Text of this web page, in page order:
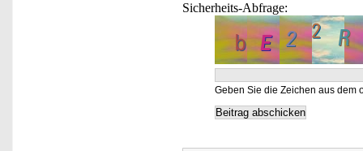
Sicherheits-Abfrage:
Geben Sie die Zeichen aus dem